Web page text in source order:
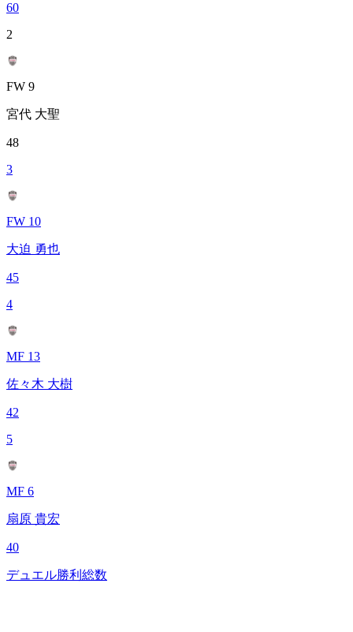
60
2
FW 9
宮代 大聖
48
3
FW 10
大迫 勇也
45
4
MF 13
佐々木 大樹
42
5
MF 6
扇原 貴宏
40
デュエル勝利総数